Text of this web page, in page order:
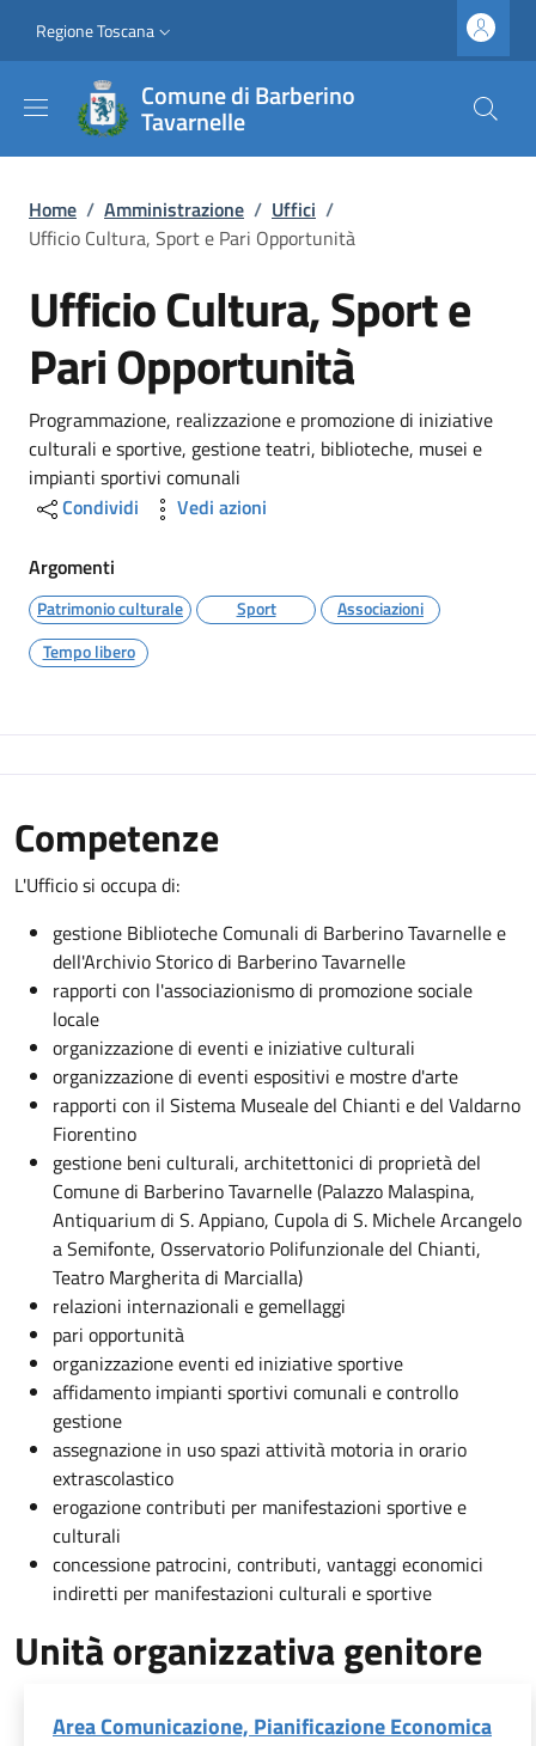
Slim top
Regione Toscana
Comune di Barberino
Tavarnelle
Briciole di pane
Home / Amministrazione / Uffici /
Ufficio Cultura, Sport e Pari Opportunità
Ufficio Cultura, Sport e
Pari Opportunità
Dettagli
Programmazione, realizzazione e promozione di iniziative
culturali e sportive, gestione teatri, biblioteche, musei e
impianti sportivi comunali
Condividi
Vedi azioni
Argomenti
Patrimonio culturale Sport
Associazioni
Tempo libero
Competenze
L'Ufficio si occupa di:
gestione Biblioteche Comunali di Barberino Tavarnelle e
dell'Archivio Storico di Barberino Tavarnelle
rapporti con l'associazionismo di promozione sociale
locale
organizzazione di eventi e iniziative culturali
organizzazione di eventi espositivi e mostre d'arte
rapporti con il Sistema Museale del Chianti e del Valdarno
Fiorentino
gestione beni culturali, architettonici di proprietà del
Comune di Barberino Tavarnelle (Palazzo Malaspina,
Antiquarium di S. Appiano, Cupola di S. Michele Arcangelo
a Semifonte, Osservatorio Polifunzionale del Chianti,
Teatro Margherita di Marcialla)
relazioni internazionali e gemellaggi
pari opportunità
organizzazione eventi ed iniziative sportive
affidamento impianti sportivi comunali e controllo
gestione
assegnazione in uso spazi attività motoria in orario
extrascolastico
erogazione contributi per manifestazioni sportive e
culturali
concessione patrocini, contributi, vantaggi economici
indiretti per manifestazioni culturali e sportive
Unità organizzativa genitore
Area Comunicazione, Pianificazione Economica